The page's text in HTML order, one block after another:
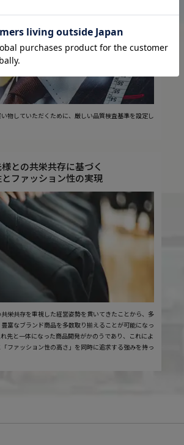
物していただくために、厳しい品質検査基準を設定し
との共栄共存に基づく
ファッション性の実現
栄共存を重視した経営姿勢を貫いてきたことから、多
富なブランド商品を多数取り揃えることが可能になっ
先と一体になった商品開発がかのうであり、これによ
ファッション性の高さ」を同時に追求する強みを持っ